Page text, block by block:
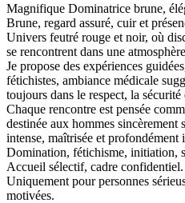
Magnifique Dominatrice brune,
Brune, regard assuré, cuir et
Univers feutré rouge et noir, où
se rencontrent dans une
Je propose des expériences
fétichistes, ambiance médicale
toujours dans le respect, la
Chaque rencontre est pensée
destinée aux hommes sincèrement
intense, maîtrisée et profondément
Domination, fétichisme, initiation,
Accueil sélectif, cadre confidentiel.
Uniquement pour personnes
motivées.